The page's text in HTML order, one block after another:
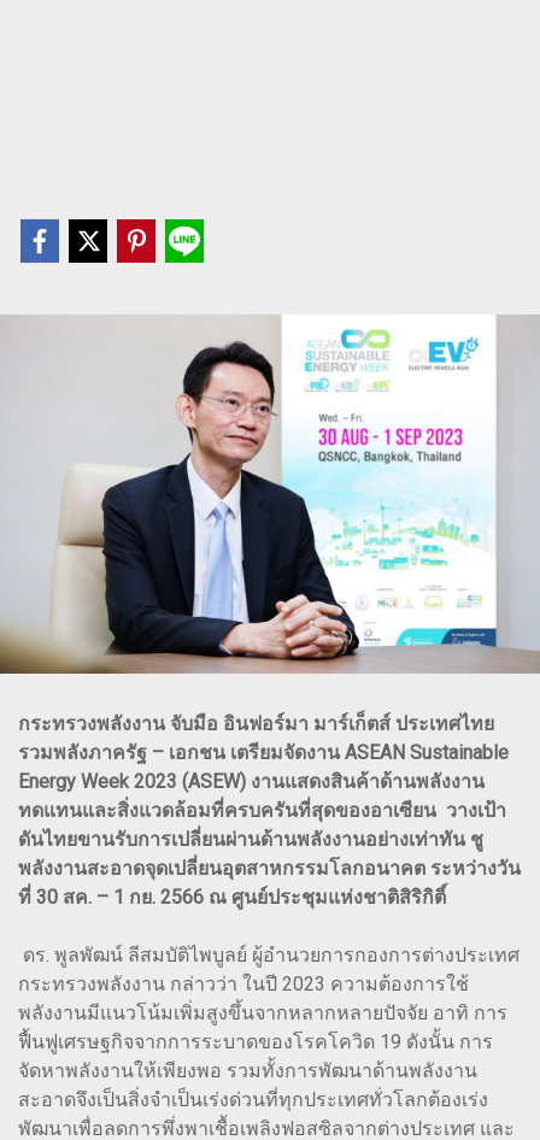
กระทรวงพลังงาน จับมือ อินฟอร์มา มาร์เก็ตส์ ประเทศไทย
รวมพลังภาครัฐ – เอกชน เตรียมจัดงาน ASEAN Sustainable
Energy Week 2023 (ASEW) งานแสดงสินค้าด้านพลังงาน
ทดแทนและสิ่งแวดล้อมที่ครบครันที่สุดของอาเซียน วางเป้า
ดันไทยขานรับการเปลี่ยนผ่านด้านพลังงานอย่างเท่าทัน ชู
พลังงานสะอาดจุดเปลี่ยนอุตสาหกรรมโลกอนาคต ระหว่างวัน
ที่ 30 สค. – 1 กย. 2566 ณ ศูนย์ประชุมแห่งชาติสิริกิติ์
ดร. พูลพัฒน์ ลีสมบัติไพบูลย์ ผู้อำนวยการกองการต่างประเทศ
กระทรวงพลังงาน กล่าวว่า ในปี 2023 ความต้องการใช้
พลังงานมีแนวโน้มเพิ่มสูงขึ้นจากหลากหลายปัจจัย อาทิ การ
ฟื้นฟูเศรษฐกิจจากการระบาดของโรคโควิด 19 ดังนั้น การ
จัดหาพลังงานให้เพียงพอ รวมทั้งการพัฒนาด้านพลังงาน
สะอาดจึงเป็นสิ่งจำเป็นเร่งด่วนที่ทุกประเทศทั่วโลกต้องเร่ง
พัฒนาเพื่อลดการพึ่งพาเชื้อเพลิงฟอสซิลจากต่างประเทศ และ